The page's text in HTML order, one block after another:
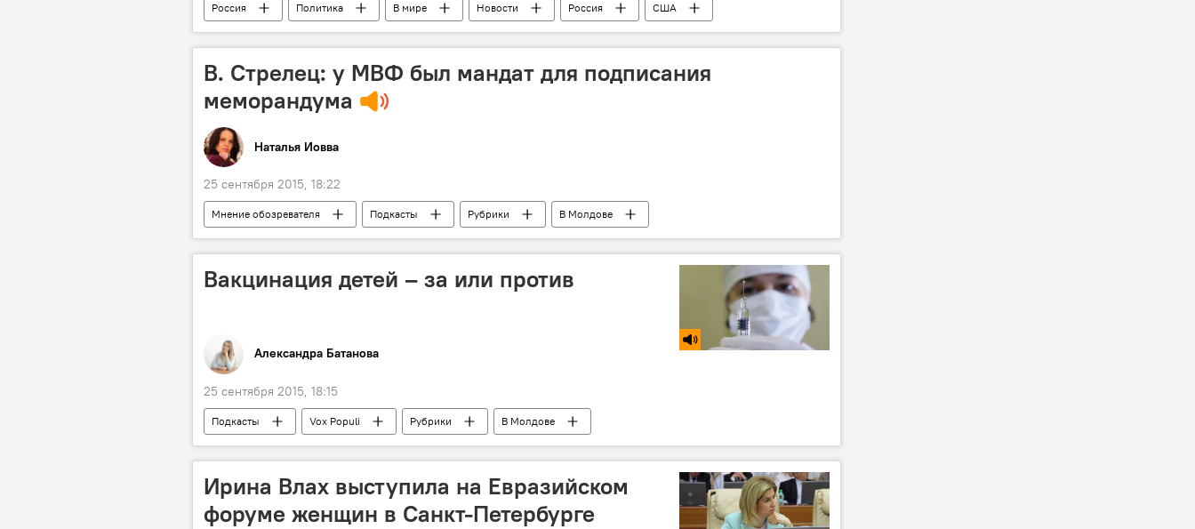
Россия Политика В мире Новости Россия
США
Нью-Йорк
президент РФ встречи лидеры стран
Владимир Путин
В. Стрелец: у МВФ был мандат для подписания
меморандума
Наталья Иовва
25 сентября 2015, 18:22
Мнение обозревателя Подкасты Рубрики В Молдове
Вакцинация детей – за или против
Александра Батанова
25 сентября 2015, 18:15
Подкасты Vox Populi Рубрики В Молдове
Ирина Влах выступила на Евразийском
форуме женщин в Санкт-Петербурге